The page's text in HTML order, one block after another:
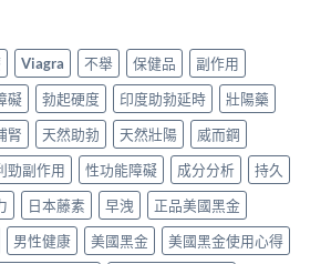
Viagra 不舉 保健品
副作用
礙 勃起硬度 印度助勃延時
壯陽藥
腎 天然助勃 天然壯陽
威而鋼
勁副作用 性功能障礙 成分分析
持久
日本藤素 早洩
正品美國黑金
男性健康 美國黑金
美國黑金使用心得